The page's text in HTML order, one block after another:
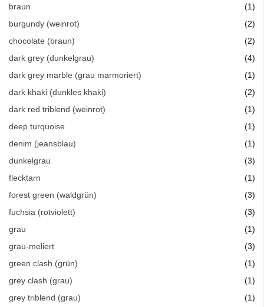
braun
1
burgundy (weinrot)
2
chocolate (braun)
2
dark grey (dunkelgrau)
4
dark grey marble (grau marmoriert)
1
dark khaki (dunkles khaki)
2
dark red triblend (weinrot)
1
deep turquoise
1
denim (jeansblau)
1
dunkelgrau
3
flecktarn
1
forest green (waldgrün)
3
fuchsia (rotviolett)
3
grau
1
grau-meliert
3
green clash (grün)
1
grey clash (grau)
1
grey triblend (grau)
1